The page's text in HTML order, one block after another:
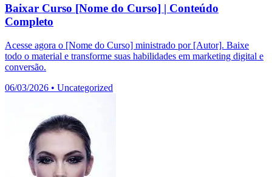
Baixar Curso [Nome do Curso] | Conteúdo
Completo
Acesse agora o [Nome do Curso] ministrado por [Autor]. Baixe
todo o material e transforme suas habilidades em marketing digital e
conversão.
06/03/2026 • Uncategorized